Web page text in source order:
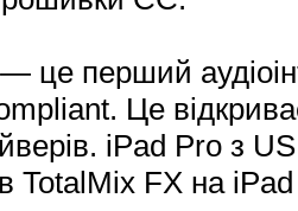
це перший
Це
iPad Pro з
TotalMix FX на iPad